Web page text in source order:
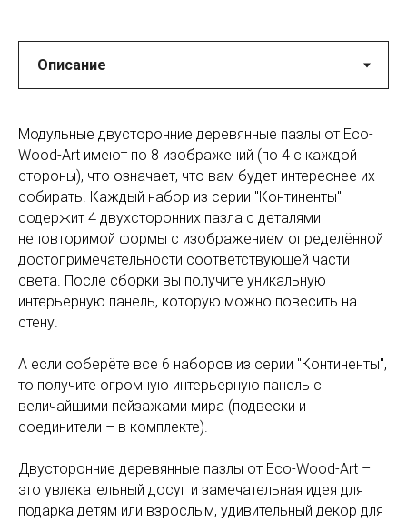
Модульные двусторонние деревянные пазлы от Eco-
Wood-Art имеют по 8 изображений (по 4 с каждой
стороны), что означает, что вам будет интереснее их
собирать. Каждый набор из серии "Континенты"
содержит 4 двухсторонних пазла с деталями
неповторимой формы с изображением определённой
достопримечательности соответствующей части
света. После сборки вы получите уникальную
интерьерную панель, которую можно повесить на
стену.
А если соберёте все 6 наборов из серии "Континенты",
то получите огромную интерьерную панель с
величайшими пейзажами мира (подвески и
соединители – в комплекте).
Двусторонние деревянные пазлы от Eco-Wood-Art –
это увлекательный досуг и замечательная идея для
подарка детям или взрослым, удивительный декор для